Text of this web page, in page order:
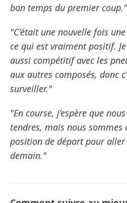
bon temps du premier coup."
"C’était une nouvelle fois
ce qui est vraiment positif.
aussi compétitif avec les
aux autres composés, donc
surveiller."
"En course, j’espère que
tendres, mais nous sommes
position de départ pour
demain."